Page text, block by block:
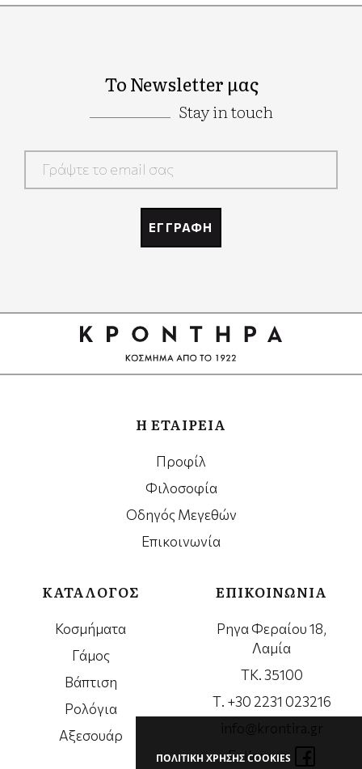
ΠΟΛΙΤΙΚΗ ΧΡΗΣΗΣ COOKIES
Το Newsletter μας
Stay in touch
ΕΓΓΡΑΦΗ
Η ΕΤΑΙΡΕΙΑ
Προφίλ
Φιλοσοφία
Οδηγός Μεγεθών
Επικοινωνία
ΚΑΤΑΛΟΓΟΣ
Κοσμήματα
Γάμος
Βάπτιση
Ρολόγια
Αξεσουάρ
ΕΠΙΚΟΙΝΩΝΙΑ
Ρηγα Φεραίου 18,
Λαμία
ΤΚ. 35100
Τ. +30 2231 023216
Follow us